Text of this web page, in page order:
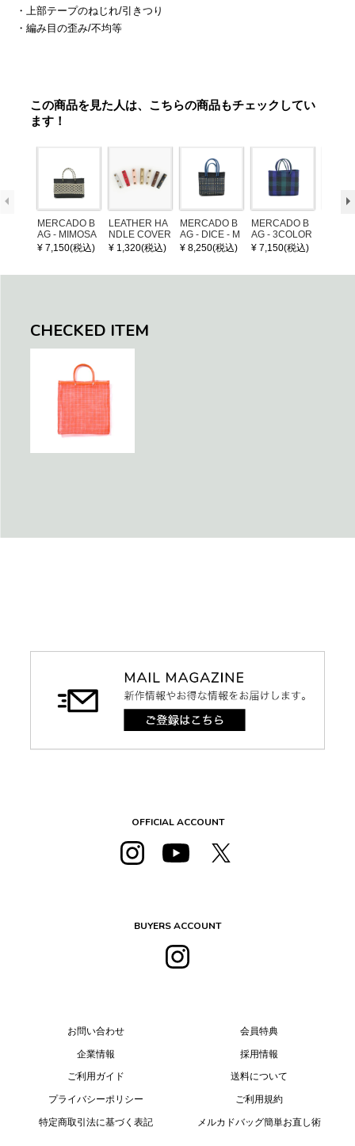
・上部テープのねじれ/引きつり
・編み目の歪み/不均等
この商品を見た人は、こちらの商品もチェックしてい
ます！
MERCADO B
AG - MIMOSA
- Black / Crea
m (SHORT X
¥ 7,150(税込)
LEATHER HA
NDLE COVER
¥ 1,320(税込)
MERCADO B
AG - DICE - M
OSAIC - Black
/ Cream / Meta
¥ 8,250(税込)
MERCADO B
AG - 3COLOR
S CHECK - Bl
ack / Dark Gre
¥ 7,150(税込)
CHECKED ITEM
OFFICIAL ACCOUNT
BUYERS ACCOUNT
お問い合わせ
企業情報
ご利用ガイド
プライバシーポリシー
特定商取引法に基づく表記
会員特典
採用情報
送料について
ご利用規約
メルカドバッグ簡単お直し術